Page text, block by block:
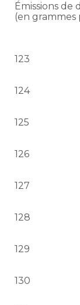
Émissions de
(en
123
124
125
126
127
128
129
130